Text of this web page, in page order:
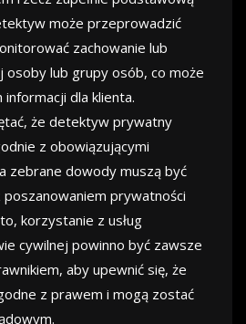
może przeprowadzić
zachowanie lub
osoby lub grupy osób, co może
dla klienta.
że detektyw prywatny
z obowiązującymi
zebrane dowody muszą być
prywatności
korzystanie z usług
cywilnej powinno być zawsze
aby upewnić się, że
z prawem i mogą zostać